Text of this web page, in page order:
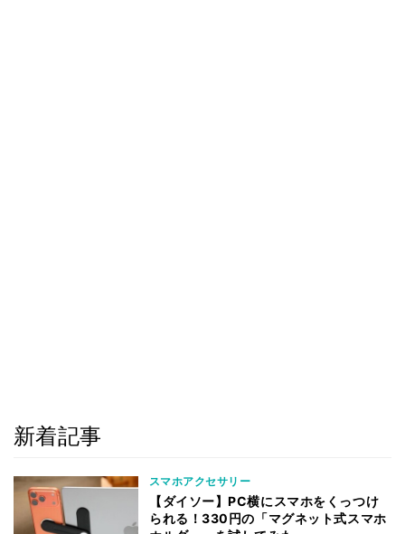
新着記事
スマホアクセサリー
【ダイソー】PC横にスマホをくっつけ
られる！330円の「マグネット式スマホ